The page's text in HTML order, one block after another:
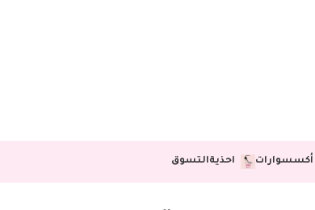
أكسسوارات احذيةالتسوق